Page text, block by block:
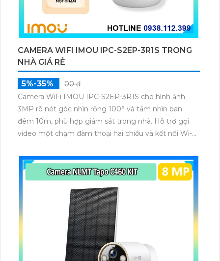
CAMERA WIFI IMOU IPC-S2EP-3R1S TRONG
NHÀ GIÁ RẺ
5%-35%
00 ₫
Camera WiFi IMOU IPC-S2EP-3R1S cho hình ảnh
3MP rõ nét góc nhìn rộng 100° và tầm nhìn ban
đêm 10m, phù hợp giám sát trong nhà. Hỗ trợ gọi
video một chạm đàm thoại hai chiều và kết nối Wi-Fi
microSD tối đa 256GB hoặc lưu đám mây dễ lắp đặt
cho gia đình và văn phòng nhỏ.